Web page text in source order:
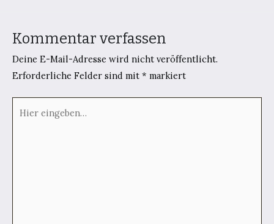
Kommentar verfassen
Deine E-Mail-Adresse wird nicht veröffentlicht.
Erforderliche Felder sind mit * markiert
eingeben…